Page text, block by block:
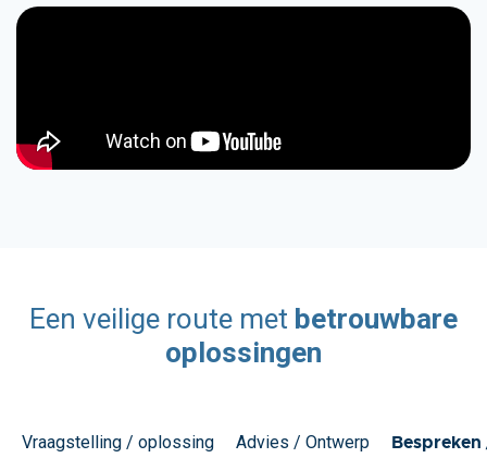
Een veilige route met betrouwbare
oplossingen
Vraagstelling / oplossing Advies / Ontwerp